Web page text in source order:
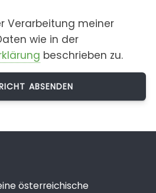
Verarbeitung meiner
wie in der
beschrieben zu.
österreichische